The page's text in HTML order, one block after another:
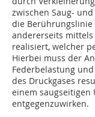
zwischen Saug-
die Berührungslinie
andererseits
realisiert, welcher
Hierbei muss der
Federbelastung
des Druckgases
einem saugseitigen
entgegenzuwirken.